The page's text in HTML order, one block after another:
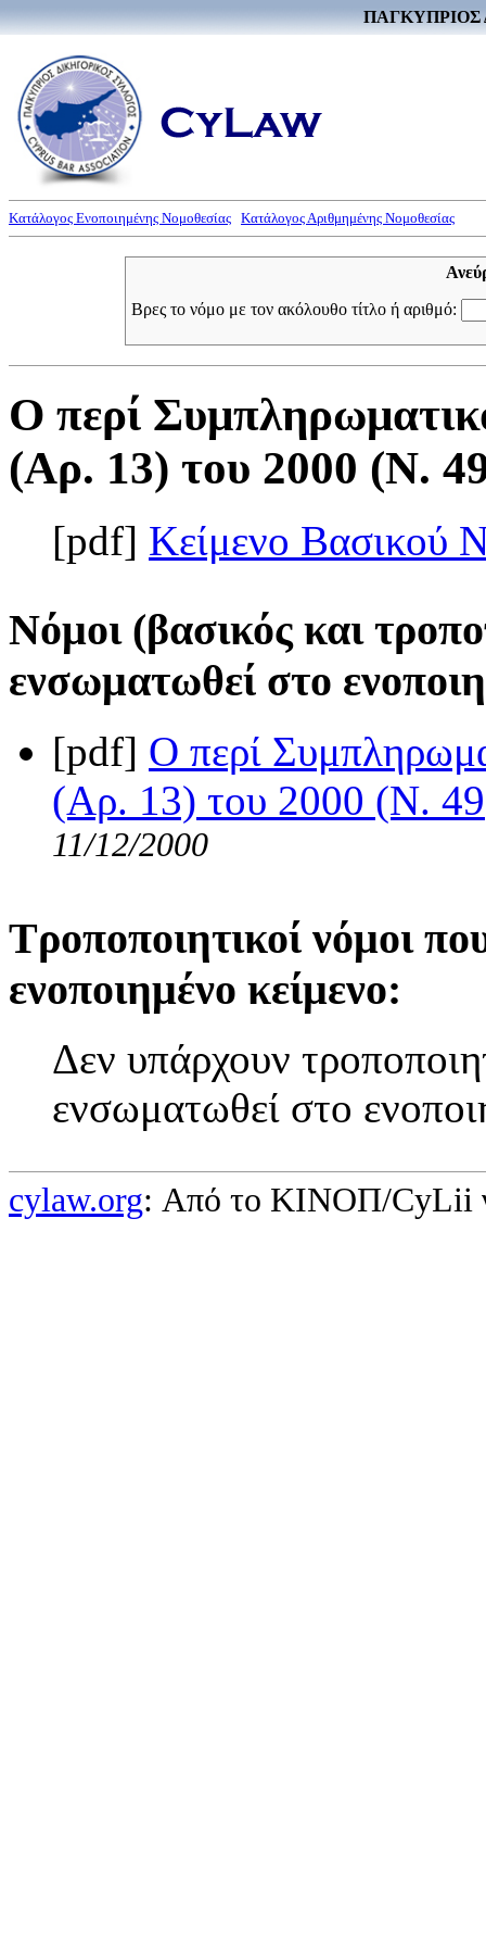
ΠΑΓΚΥΠΡΙΟΣ
Κατάλογος Ενοποιημένης Νομοθεσίας Κατάλογος Αριθμημένης Νομοθεσίας
Βρες το νόμο με τον ακόλουθο τίτλο ή αριθμό:
Ο περί
(Αρ. 13) του 2000 (Ν.
[pdf] Κείμενο Βασικού
Νόμοι (βασικός και
ενσωματωθεί στο
[pdf] Ο περί
(Αρ. 13) του 2000 (Ν.
11/12/2000
Τροποποιητικοί νόμοι
ενοποιημένο κείμενο:
Δεν υπάρχουν
ενσωματωθεί στο
cylaw.org: Από το ΚΙΝOΠ/CyLii